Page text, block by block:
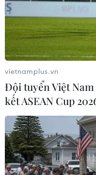
tạo quốc tế 2026: 7/8
Nam đoạt huy chương
08/08/2026 14:24
Áp thấp nhiệt đới đã
một vùng áp thấp
08/08/2026 14:19
vietnamplus.vn
Đội tuyển Việt
kết ASEAN Cup